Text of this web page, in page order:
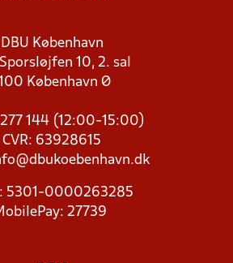
DBU København
10, 2. sal
København Ø
144 (12:00-15:00)
CVR: 63928615
5301-0000263285
27739